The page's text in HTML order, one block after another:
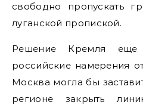
свободно пропускать
луганской пропиской.
Решение Кремля еще
российские намерения
Москва могла бы
регионе закрыть